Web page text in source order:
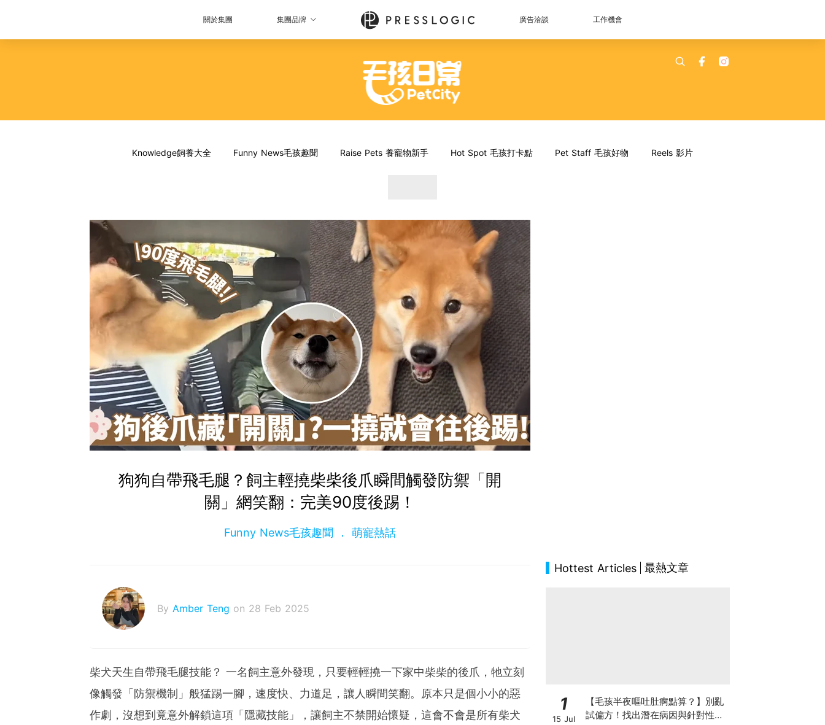
關於集團 集團品牌 廣告洽談 工作機會
Knowledge飼養大全 Funny News毛孩趣聞 Raise Pets 養寵物新手 Hot Spot 毛孩打卡點 Pet Staff 毛孩好物 Reels 影片
狗狗自帶飛毛腿？飼主輕撓柴柴後爪瞬間觸發防禦「開
關」網笑翻：完美90度後踢！
Funny News毛孩趣聞 萌寵熱話
By Amber Teng on 28 Feb 2025
柴犬天生自帶飛毛腿技能？ 一名飼主意外發現，只要輕輕撓一下家中柴柴的後爪，牠立刻
像觸發「防禦機制」般猛踢一腳，速度快、力道足，讓人瞬間笑翻。原本只是個小小的惡
作劇，沒想到竟意外解鎖這項「隱藏技能」，讓飼主不禁開始懷疑，這會不會是所有柴犬
Hottest Articles 最熱文章
1
15 Jul
【毛孩半夜嘔吐肚痾點算？】別亂
試偏方！找出潛在病因與針對性營